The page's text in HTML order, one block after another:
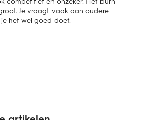
Je vraagt vaak aan oudere
het wel goed doet.